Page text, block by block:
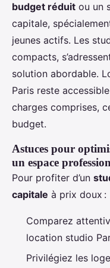
budget réduit ou un
capitale,
jeunes actifs. Les
compacts,
solution abordable.
Paris reste
charges comprises,
budget.
Astuces pour
un espace
Pour profiter d’un
capitale à prix doux :
Comparez
location studio
Privilégiez les